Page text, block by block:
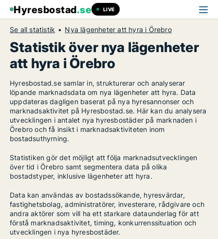
Hyresbostad.se LIVE
Se all statistik Nya lägenheter att hyra i Örebro
Statistik över nya lägenheter
att hyra i Örebro
Hyresbostad.se samlar in, strukturerar och analyserar
löpande marknadsdata om nya lägenheter att hyra. Data
uppdateras dagligen baserat på nya hyresannonser och
marknadsaktivitet på Hyresbostad.se. Här kan du analysera
utvecklingen i antalet nya hyresbostäder på marknaden i
Örebro och få insikt i marknadsaktiviteten inom
bostadsuthyrning.
Statistiken gör det möjligt att följa marknadsutvecklingen
över tid i Örebro samt segmentera data på olika
bostadstyper, inklusive lägenheter att hyra.
Data kan användas av bostadssökande, hyresvärdar,
fastighetsbolag, administratörer, investerare, rådgivare och
andra aktörer som vill ha ett starkare dataunderlag för att
förstå marknadsaktivitet, timing, konkurrenssituation och
utvecklingen i nya hyresbostäder.